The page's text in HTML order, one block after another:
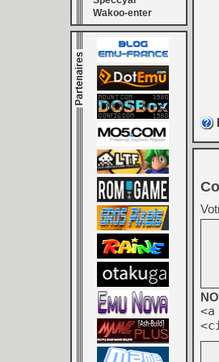
Wakoo-enter